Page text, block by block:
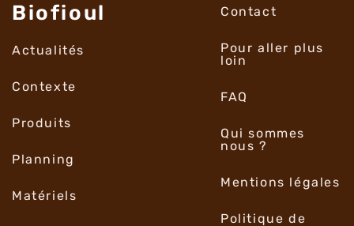
Biofioul
Actualités
Contexte
Produits
Planning
Matériels
Contact
Pour aller plus
loin
FAQ
Qui sommes
nous ?
Mentions légales
Politique de